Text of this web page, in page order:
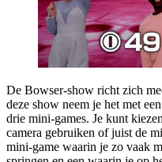
De Bowser-show richt zich
deze show neem je het met
drie mini-games. Je kunt
camera gebruiken of juist de
mini-game waarin je zo vaak